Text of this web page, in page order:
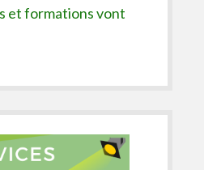
et formations vont